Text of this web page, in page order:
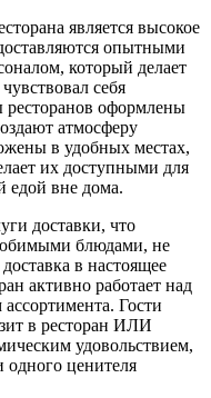
является высокое
опытными
который делает
себя
оформлены
атмосферу
в удобных местах,
их доступными для
едой вне дома.
доставки, что
блюдами, не
в настоящее
активно работает над
Гости
в ресторан ИЛИ
удовольствием,
одного ценителя